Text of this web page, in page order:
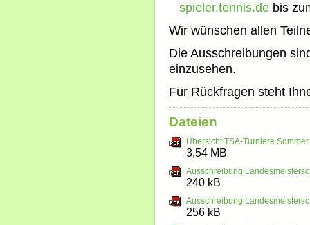
spieler.tennis.de bis
Wir wünschen allen
Die Ausschreibungen
einzusehen.
Für Rückfragen steht
Dateien
Übersicht TSA-Turniere
3,54 MB
Ausschreibung
240 kB
Ausschreibung
256 kB